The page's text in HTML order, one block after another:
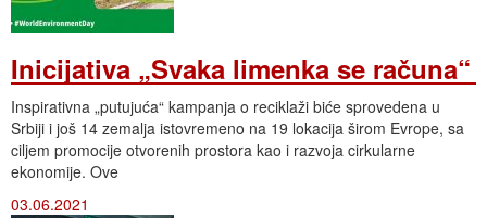
Inicijativa „Svaka limenka se računa“
Inspirativna „putujuća“ kampanja o reciklaži biće sprovedena u
Srbiji i još 14 zemalja istovremeno na 19 lokacija širom Evrope, sa
ciljem promocije otvorenih prostora kao i razvoja cirkularne
ekonomije. Ove
03.06.2021